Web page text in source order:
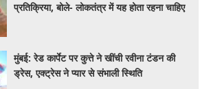
प्रतिक्रिया, बोले- लोकतंत्र में यह होता रहना चाहिए
मुंबई: रेड कार्पेट पर कुत्ते ने खींची रवीना टंडन की
ड्रेस, एक्ट्रेस ने प्यार से संभाली स्थिति